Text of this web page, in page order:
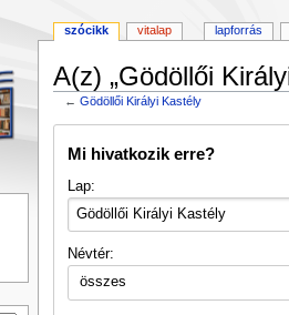
A(z) „Gödöllői
←Gödöllői Királyi Kastély
Mi hivatkozik erre?
Lap:
Névtér:
összes
szócikk vitalap lapforrás